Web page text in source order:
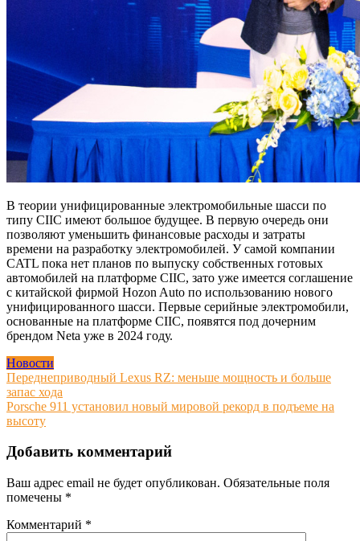
В теории унифицированные электромобильные шасси по
типу CIIC имеют большое будущее. В первую очередь они
позволяют уменьшить финансовые расходы и затраты
времени на разработку электромобилей. У самой компании
CATL пока нет планов по выпуску собственных готовых
автомобилей на платформе CIIC, зато уже имеется соглашение
с китайской фирмой Hozon Auto по использованию нового
унифицированного шасси. Первые серийные электромобили,
основанные на платформе CIIC, появятся под дочерним
брендом Neta уже в 2024 году.
Новости
Навигация
по
записям
Переднеприводный Lexus RZ: меньше мощность и больше
запас хода
Porsche 911 установил новый мировой рекорд в подъеме на
высоту
Добавить комментарий
Ваш адрес email не будет опубликован. Обязательные поля
помечены *
Комментарий *